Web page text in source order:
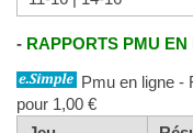
- RAPPORTS PMU EN
Pmu en ligne -
pour 1,00 €